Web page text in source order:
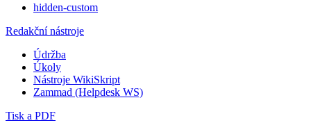
hidden-custom
Redakční nástroje
Údržba
Úkoly
Nástroje WikiSkript
Zammad (Helpdesk WS)
Tisk a PDF